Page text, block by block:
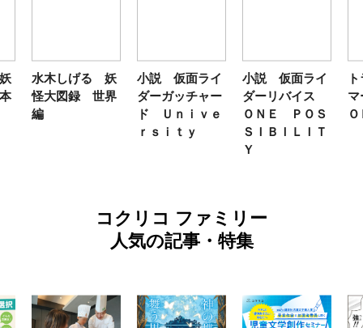
水木しげる 妖
怪大図録 世界
編
小説 仮面ライ
ダーガッチャー
ド Ｕｎｉｖｅ
ｒｓｉｔｙ
小説 仮面ライ
ダーリバイス
ＯＮＥ ＰＯＳ
ＳＩＢＩＬＩＴ
Ｙ
コクリコ ファミリー
人気の記事・特集